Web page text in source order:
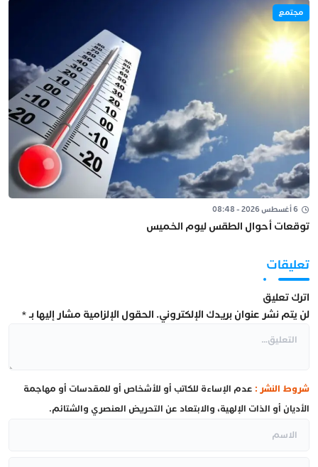
مجتمع
6 أغسطس 2026 - 08:48
توقعات أحوال الطقس ليوم الخميس
تعليقات
اترك تعليق
لن يتم نشر عنوان بريدك الإلكتروني. الحقول الإلزامية مشار إليها بـ*
شروط النشر : عدم الإساءة للكاتب أو للأشخاص أو للمقدسات أو مهاجمة
الأديان أو الذات الإلهية، والابتعاد عن التحريض العنصري والشتائم.